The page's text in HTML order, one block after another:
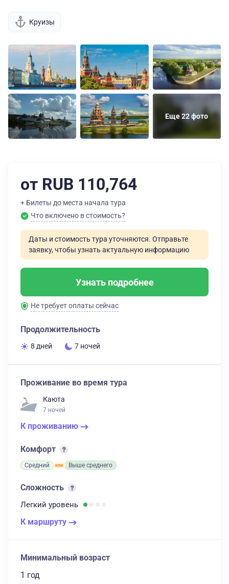
Круизы
Еще 22 фото
от RUB 110,764
+ Билеты до места начала тура
Что включено в стоимость?
Даты и стоимость тура уточняются. Отправьте
заявку, чтобы узнать актуальную информацию
Узнать подробнее
Не требует оплаты сейчас
Продолжительность
8 дней 7 ночей
Проживание во время тура
Каюта
7 ночей
К проживанию
Комфорт
Средний Выше среднего
Сложность
Легкий уровень
К маршруту
Минимальный возраст
1 год